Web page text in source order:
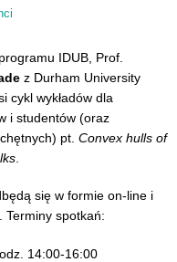
IDUB, Prof.
z Durham University
cykl wykładów dla
i studentów (oraz
pt. Convex hulls of
się w formie on-line i
Terminy spotkań:
14:00-16:00